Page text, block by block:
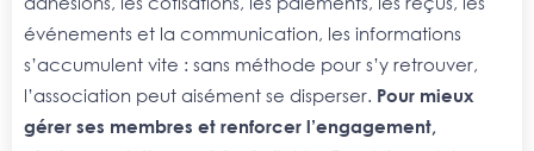
événements et la communication, les informations
s’accumulent vite : sans méthode pour s’y retrouver,
l’association peut aisément se disperser. Pour mieux
gérer ses membres et renforcer l’engagement,